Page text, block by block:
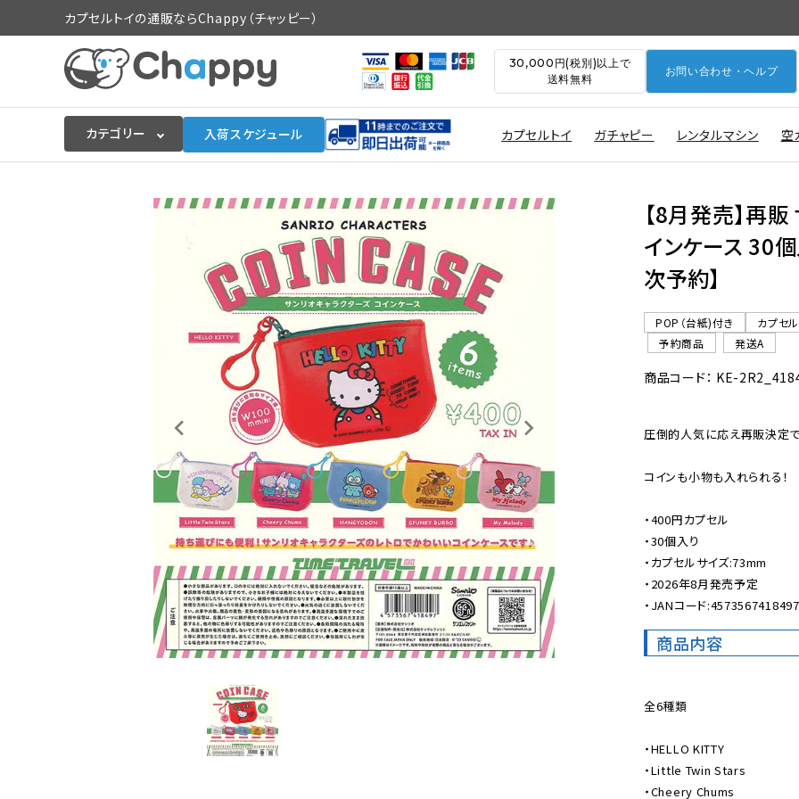
カプセルトイの通販ならChappy（チャッピー）
30,000円(税別)以上で
送料無料
お問い合わせ・ヘルプ
カテゴリー 入荷スケジュール カプセルトイ ガチャピー レンタルマシン 空
景品・玩具・文具
よくあるご質問
ご利用ガイド
06-6282-7659
【8月発売】再
インケース 30
次予約】
POP（台紙)付き
カプセ
予約商品
発送A
商品コード： KE-
圧倒的人気に応え再販決定で
コインも小物も入れられる！
・400円カプセル
・30個入り
・カプセルサイズ:73mm
・2026年8月発売予定
・JANコード:4573567418497
商品内容
全6種類
・HELLO KITTY
・Little Twin Stars
・Cheery Chums